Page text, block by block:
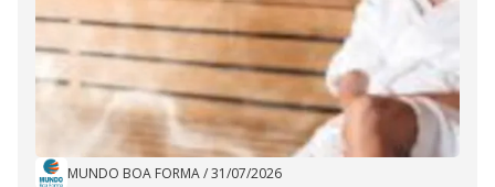
MUNDO BOA FORMA/31/07/2026